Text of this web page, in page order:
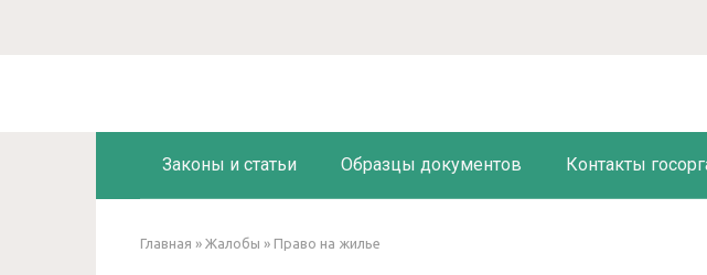
Законы и статьи Образцы документов Контакты
Главная » Жалобы » Право на жилье